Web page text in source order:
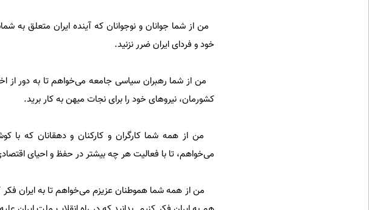
من از شما جوانان و نوجوانان که آینده ایران متعلق
خود و فردای ایران ضرر نزنید.
من از شما رهبران سیاسی جامعه می‌خواهم تا به دور از
کشورمان، نیروهای خود را برای نجات میهن به کار برید.
من از همه شما کارگران و کارکنان و دهقانان که
می‌خواهم، تا با فعالیت هر چه بیشتر در حفظ و احیای
من از همه شما هموطنان عزیزم می‌خواهم تا به ایران فکر